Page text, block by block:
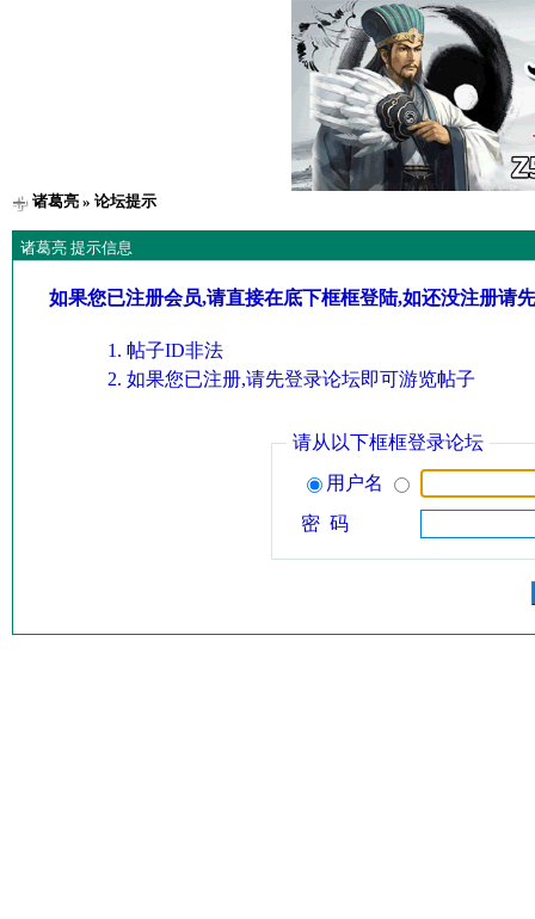
诸葛亮» 论坛提示
诸葛亮 提示信息
如果您已注册会员,请直接在底下框框登陆,如还没注册请
帖子ID非法
如果您已注册,请先登录论坛即可游览帖子
请从以下框框登录论坛
用户名
密 码